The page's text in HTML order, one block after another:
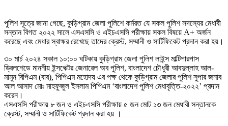
পুলিশ সূত্রে জানা গেছে, কুড়িগ্রাম জেলা পুলিশে কর্মরত যে সকল পুলিশ সদস্যের মেধাবী
সন্তান বিগত ২০২২ সালে এসএসসি ও এইচএসসি পরীক্ষায় সকল বিষয়ে A+ অর্জন
করেছে এবং মেধার স্বাক্ষর রেখেছে তাদের ক্রেস্ট, সম্মানী ও সার্টিফিকেট প্রদান করা হয়।
৩০ মার্চ ২০২৪ সকাল ১০:০০ ঘটিকায় কুড়িগ্রাম জেলা পুলিশ লাইন্স মাল্টিপারপাস
ড্রিলশেডে মাননীয় ইন্সপেক্টর জেনারেল অব পুলিশ, বাংলাদেশ চৌধুরী আবদুল্লাহ আল-
মামুন বিপিএম (বার), পিপিএম মহোদয় এর পক্ষ থেকে কুড়িগ্রাম জেলার পুলিশ সুপার জনাব
আল আসাদ মোঃ মাহফুজুল ইসলাম পিপিএম ‘বাংলাদেশ পুলিশ মেধাবৃত্তি-২০২২’ প্রদান
করেন।
এসএসসি পরীক্ষায় ৮ জন ও এইচএসসি পরীক্ষায় ৫ জন মোট ১৩ জন মেধাবী সন্তানকে
ক্রেস্ট, সম্মানী ও সার্টিফিকেট প্রদান করা হয় ।